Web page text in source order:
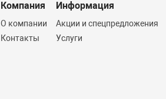
Компания
О компании
Контакты
Информация
Акции и спецпредложения
Услуги